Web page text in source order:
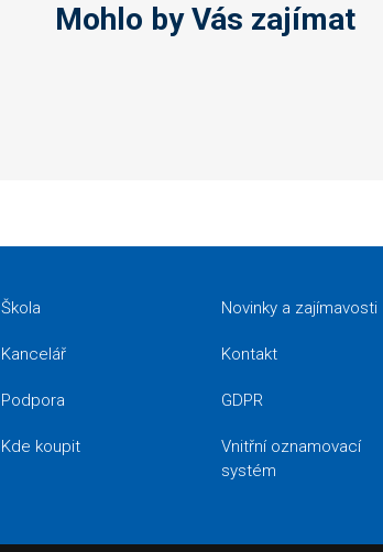
Mohlo by Vás zajímat
Škola
Kancelář
Podpora
Kde koupit
Novinky a zajímavosti
Kontakt
GDPR
Vnitřní oznamovací
systém